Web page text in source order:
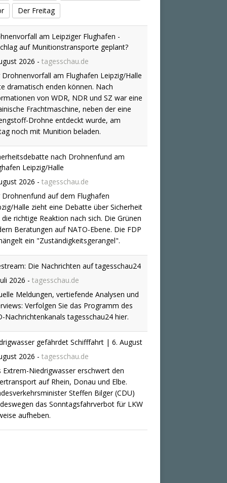
Der Freitag
am Leipziger Flughafen -
auf Munitionstransporte geplant?
2026 - tagesschau.de
Drohnenvorfall am Flughafen Leipzig/Halle
dramatisch enden können. Nach
von WDR, NDR und SZ war eine
Frachtmaschine, neben der eine
Drohne entdeckt wurde, am
noch mit Munition beladen.
nach Drohnenfund am
Leipzig/Halle
2026 - tagesschau.de
Drohnenfund auf dem Flughafen
Halle zieht eine Debatte über Sicherheit
die richtige Reaktion nach sich. Die Grünen
Beratungen auf NATO-Ebene. Die FDP
ein "Zuständigkeitsgerangel".
Die Nachrichten auf tagesschau24
2026 - tagesschau.de
Meldungen, vertiefende Analysen und
Verfolgen Sie das Programm des
Nachrichtenkanals tagesschau24 hier.
gefährdet Schifffahrt | 6. August
2026 - tagesschau.de
Extrem-Niedrigwasser erschwert den
auf Rhein, Donau und Elbe.
Steffen Bilger (CDU)
das Sonntagsfahrverbot für LKW
aufheben.